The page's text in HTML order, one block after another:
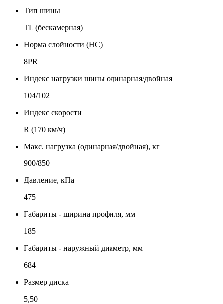
Тип шины
TL (бескамерная)
Норма слойности (НС)
8PR
Индекс нагрузки шины одинарная/двойная
104/102
Индекс скорости
R (170 км/ч)
Макс. нагрузка (одинарная/двойная), кг
900/850
Давление, кПа
475
Габариты - ширина профиля, мм
185
Габариты - наружный диаметр, мм
684
Размер диска
5,50